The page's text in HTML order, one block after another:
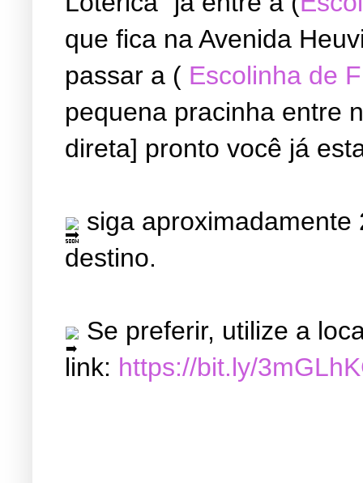
que fica na Avenida
passar a ( Escolinha de
pequena pracinha entre
direta] pronto você já
siga
destino.
Se preferir, utilize a
link: https://bit.ly/